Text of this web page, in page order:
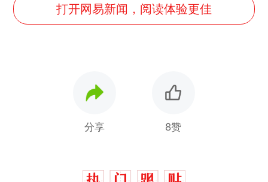
打开网易新闻，阅读体验更佳
分享 8赞
么？